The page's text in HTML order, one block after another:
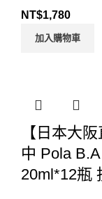
NT$1,780
加入購物車
【日本大
中 Pola
20ml*12瓶